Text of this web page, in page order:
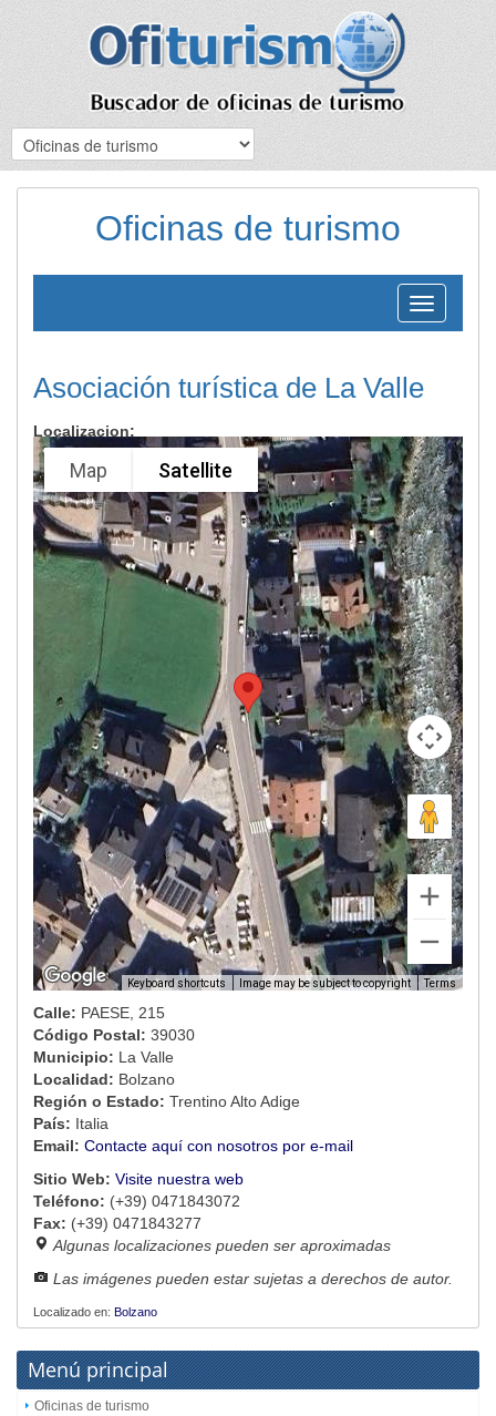
Oficinas de turismo
Toggle
navigation
Asociación turística de La Valle
Localizacion:
Map Satellite
Keyboard shortcuts Image may be subject to copyright Terms
Calle: PAESE, 215
Código Postal: 39030
Municipio: La Valle
Localidad: Bolzano
Región o Estado: Trentino Alto Adige
País: Italia
Email: Contacte aquí con nosotros por e-mail
Sitio Web: Visite nuestra web
Teléfono: (+39) 0471843072
Fax: (+39) 0471843277
Algunas localizaciones pueden ser aproximadas
Las imágenes pueden estar sujetas a derechos de autor.
Localizado en: Bolzano
Menú principal
Oficinas de turismo